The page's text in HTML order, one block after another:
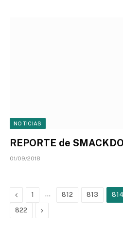
NOTICIAS
REPORTE de
01/09/2018
Previous
1 … 812 813 814
822 Next